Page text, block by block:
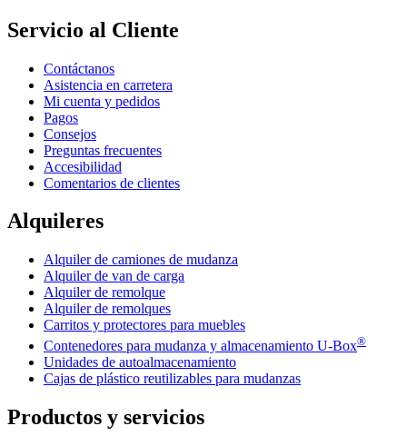
Servicio al Cliente
Contáctanos
Asistencia en carretera
Mi cuenta y pedidos
Pagos
Consejos
Preguntas frecuentes
Accesibilidad
Comentarios de clientes
Alquileres
Alquiler de camiones de mudanza
Alquiler de van de carga
Alquiler de remolque
Alquiler de remolques
Carritos y protectores para muebles
Contenedores para mudanza y almacenamiento U-Box®
Unidades de autoalmacenamiento
Cajas de plástico reutilizables para mudanzas
Productos y servicios